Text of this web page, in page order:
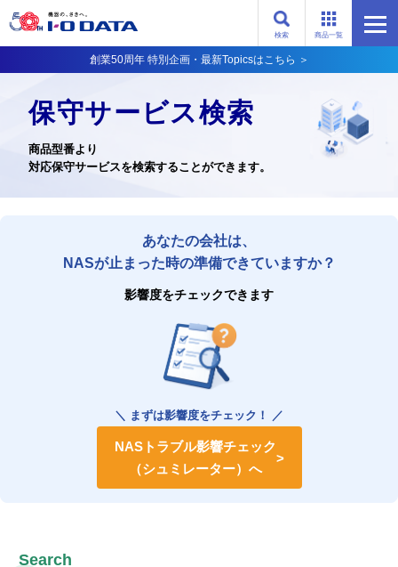
商品一覧
検索
創業50周年 特別企画・最新Topicsはこちら ＞
保守サービス検索
商品型番より
対応保守サービスを検索することができます。
あなたの会社は、
NASが止まった時の準備できていますか？
影響度をチェックできます
＼ まずは影響度をチェック！ ／
NASトラブル影響チェック
（シュミレーター）へ